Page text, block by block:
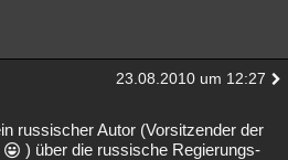
23.08.2010 um 12:27
russischer Autor (Vorsitzender der
) über die russische Regierungs-